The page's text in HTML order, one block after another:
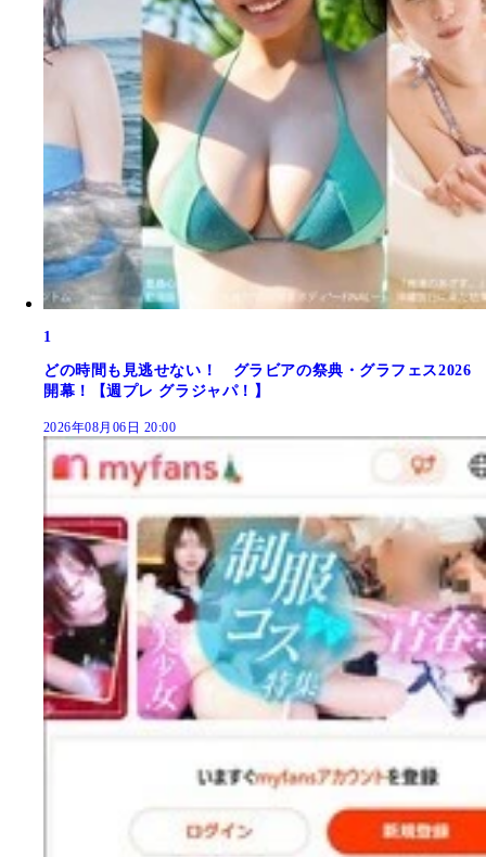
1
どの時間も見逃せない！ グラビアの祭典・グラフェス2026
開幕！【週プレ グラジャパ！】
2026年08月06日 20:00